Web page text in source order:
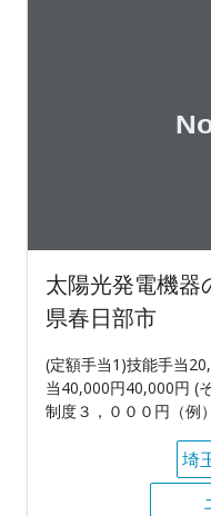
太陽光発電機器
県春日部市
(定額手当1)技能手当
当40,000円40,000円 (
制度３，０００円（例
埼